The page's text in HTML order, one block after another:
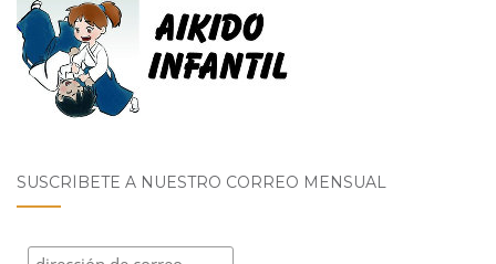
SUSCRÍBETE A NUESTRO CORREO MENSUAL